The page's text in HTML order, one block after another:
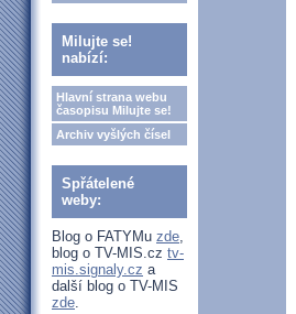
Milujte se!
nabízí:
Hlavní strana webu
časopisu Milujte se!
Archiv vyšlých čísel
Spřátelené
weby:
Blog o FATYMu zde,
blog o TV-MIS.cz tv-
mis.signaly.cz a
další blog o TV-MIS
zde.